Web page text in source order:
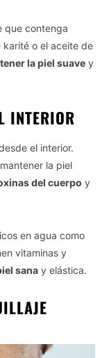
que contenga
karité o el aceite de
la piel suave y
INTERIOR
el interior.
la piel
del cuerpo y
en agua como
vitaminas y
sana y elástica.